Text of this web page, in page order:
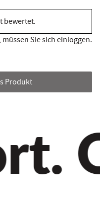
bewertet.
Sie sich einloggen.
Produkt